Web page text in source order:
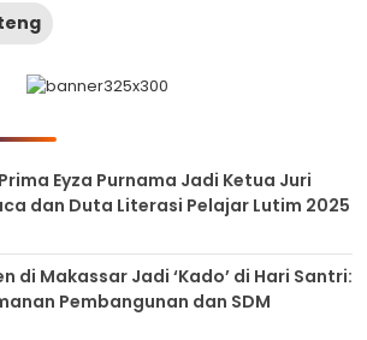
Eyza Purnama Jadi Ketua Juri
dan Duta Literasi Pelajar Lutim 2025
di Makassar Jadi ‘Kado’ di Hari Santri:
Pembangunan dan SDM